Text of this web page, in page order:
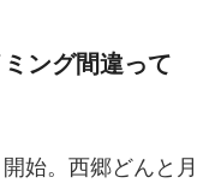
ング間違って
始。西郷どんと月